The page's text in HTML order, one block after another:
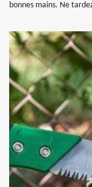
bonnes mains. Ne